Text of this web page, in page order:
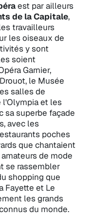
est par ailleurs
de la Capitale,
travailleurs
les oiseaux de
y sont
soient
Garnier,
le Musée
salles de
et les
sa superbe façade
avec les
poches
que chantaient
de mode
se rassembler
shopping que
Fayette et Le
les grands
du monde.